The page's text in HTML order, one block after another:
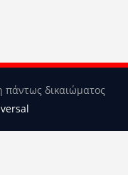
δικαιώματος